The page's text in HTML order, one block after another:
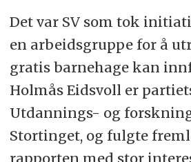
Det var SV som tok
en arbeidsgruppe for å
gratis barnehage kan
Holmås Eidsvoll er
Utdannings- og
Stortinget, og fulgte
rapporten med stor